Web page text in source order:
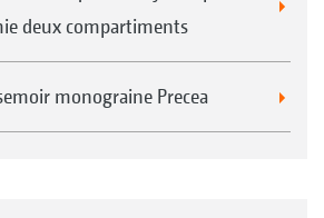
deux compartiments
monograine Precea